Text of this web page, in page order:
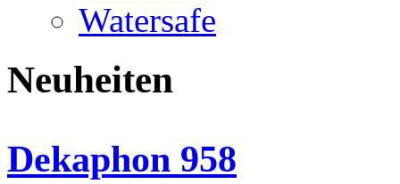
Watersafe
Neuheiten
Dekaphon 958